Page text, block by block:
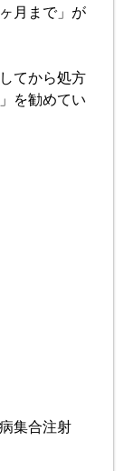
月まで」が
てから処方
を勧めてい
集合注射